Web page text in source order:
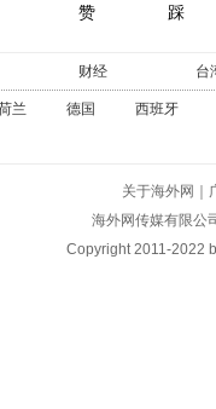
赞 踩
财经 台
兰 德国 西班牙
关于海外网
海外网传媒有限公
Copyright2011-2022